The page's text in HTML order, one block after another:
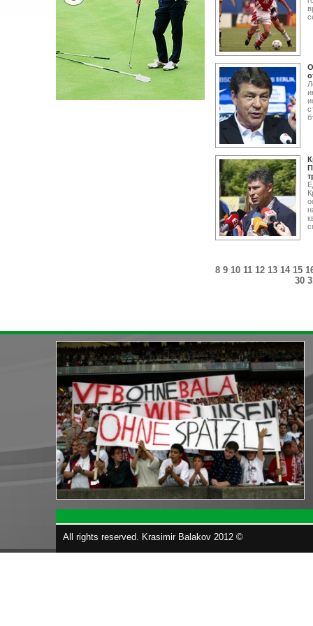
8 9 10 11 12 13 14 15
30
All rights reserved. Krasimir Balakov 2012 ©